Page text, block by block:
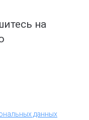
на
данных